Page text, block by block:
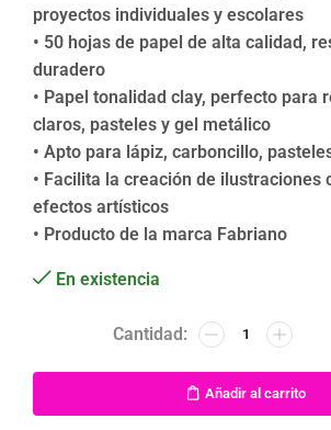
proyectos individuales y escolares
• 50 hojas de papel de alta calidad,
duradero
• Papel tonalidad clay, perfecto para
claros, pasteles y gel metálico
• Apto para lápiz, carboncillo,
• Facilita la creación de ilustraciones
efectos artísticos
• Producto de la marca Fabriano
En existencia
Añadir al carrito